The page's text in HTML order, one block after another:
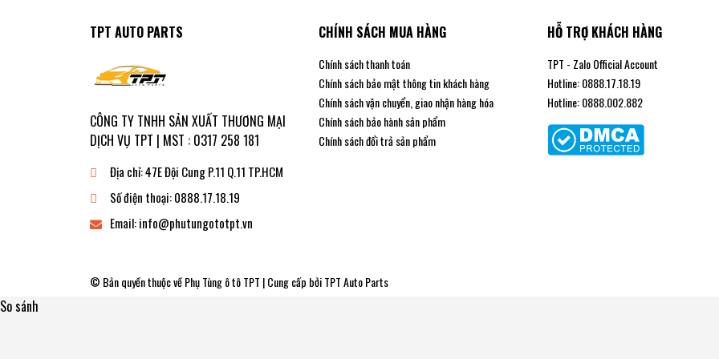
TPT AUTO PARTS
CÔNG TY TNHH SẢN XUẤT THƯƠNG MẠI
DỊCH VỤ TPT | MST : 0317 258 181
Địa chỉ:47E Đội Cung P.11 Q.11 TP.HCM
Số điện thoại:0888.17.18.19
Email:info@phutungototpt.vn
CHÍNH SÁCH MUA HÀNG
Chính sách thanh toán
Chính sách bảo mật thông tin khách hàng
Chính sách vận chuyển, giao nhận hàng hóa
Chính sách bảo hành sản phẩm
Chính sách đổi trả sản phẩm
HỖ TRỢ KHÁCH HÀNG
TPT - Zalo Official Account
Hotline: 0888.17.18.19
Hotline: 0888.002.882
© Bản quyền thuộc vềPhụ Tùng ô tô TPT | Cung cấp bởiTPT Auto Parts
So sánh